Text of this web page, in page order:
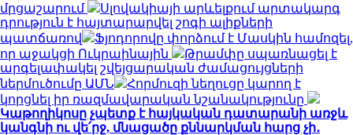
մրցաշարում
Սլովակիայի արևելքում արտակարգ
դրություն է հայտարարվել շոգի ալիքների
պատճառով
Ֆյոդորովը փորձում է Մասկին համոզել,
որ աջակցի Ուկրաինային
Թրամփը սպառնացել է
արգելափակել շվեյցարական ժամացույցների
ներմուծումը ԱՄՆ
Հորմուզի նեղուցը կարող է
կորցնել իր ռազմավարական նշանակությունը
Կաթողիկոսը չպետք է հայկական դատարանի առջև
կանգնի ու վե՛րջ, մնացածը քննարկման հարց չի․